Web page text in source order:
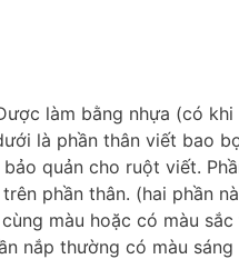
làm bằng nhựa (có khi
là phần thân viết bao
quản cho ruột viết.
phần thân. (hai phần
màu hoặc có màu
nắp thường có màu